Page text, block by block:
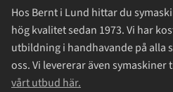
Hos Bernt i Lund hittar du
hög kvalitet sedan 1973. Vi har
utbildning i handhavande på alla
oss. Vi levererar även
vårt utbud här.